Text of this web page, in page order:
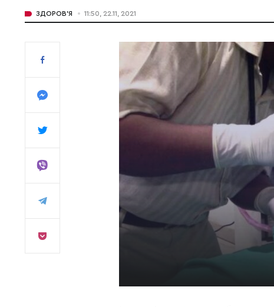
ЗДОРОВ'Я 11:50, 22.11, 2021